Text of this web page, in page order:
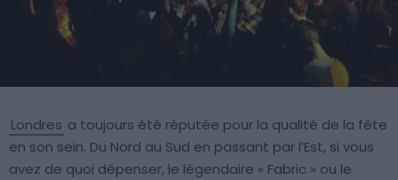
Londres a toujours été réputée pour la qualité de la fête
en son sein. Du Nord au Sud en passant par l’Est, si vous
avez de quoi dépenser, le légendaire « Fabric » ou le